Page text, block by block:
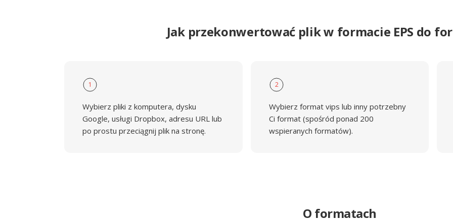
Jak przekonwertować plik w formacie EPS do
1
Wybierz pliki z komputera, dysku
Google, usługi Dropbox, adresu URL lub
po prostu przeciągnij plik na stronę.
2
Wybierz format vips lub inny potrzebny
Ci format (spośród ponad 200
wspieranych formatów).
O formatach